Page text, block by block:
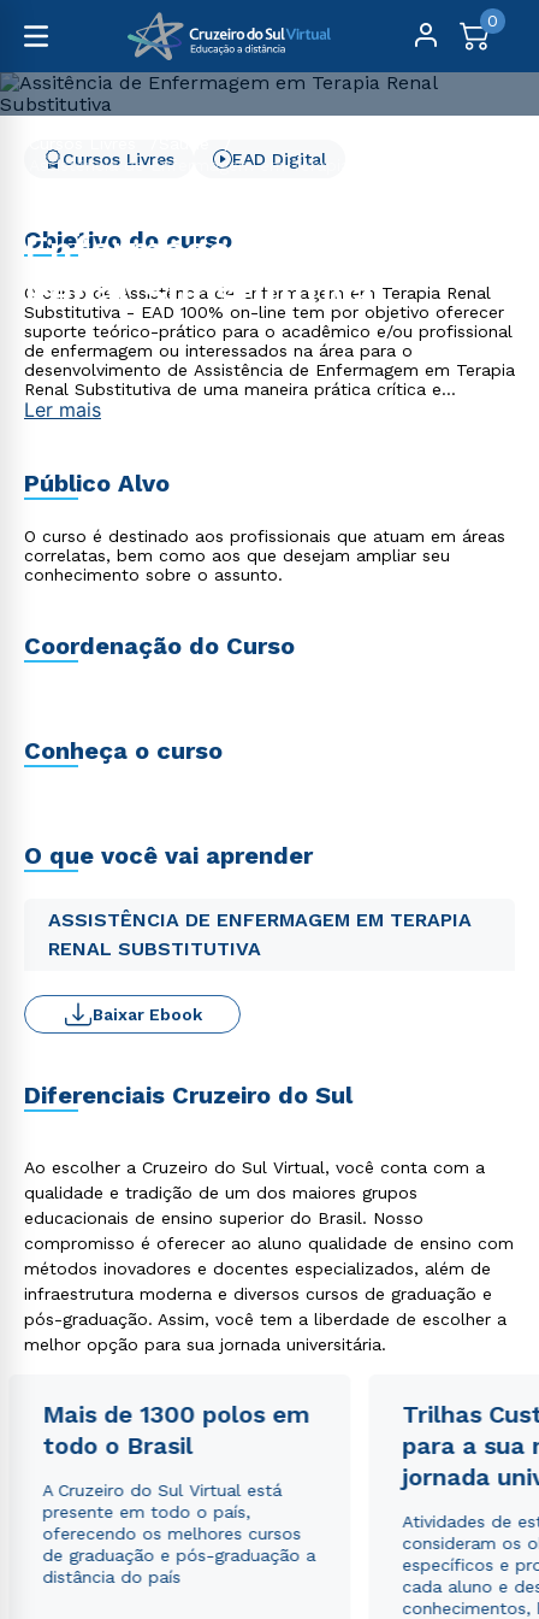
0
Assistência de Enfermagem em Terapia Renal Substitutiva
Enfermagem em Terapia
Renal Substitutiva
Cursos Livres EAD Digital
Objetivo do curso
O curso de Assistência de Enfermagem em Terapia Renal
Substitutiva - EAD 100% on-line tem por objetivo oferecer
suporte teórico-prático para o acadêmico e/ou profissional
de enfermagem ou interessados na área para o
desenvolvimento de Assistência de Enfermagem em Terapia
Renal Substitutiva de uma maneira prática crítica e
coerente.
Ler mais
Público Alvo
O curso é destinado aos profissionais que atuam em áreas
correlatas, bem como aos que desejam ampliar seu
conhecimento sobre o assunto.
Coordenação do Curso
Conheça o curso
O que você vai aprender
ASSISTÊNCIA DE ENFERMAGEM EM TERAPIA
RENAL SUBSTITUTIVA
Baixar Ebook
Diferenciais Cruzeiro do Sul
Ao escolher a Cruzeiro do Sul Virtual, você conta com a
qualidade e tradição de um dos maiores grupos
educacionais de ensino superior do Brasil. Nosso
compromisso é oferecer ao aluno qualidade de ensino com
métodos inovadores e docentes especializados, além de
infraestrutura moderna e diversos cursos de graduação e
pós-graduação. Assim, você tem a liberdade de escolher a
melhor opção para sua jornada universitária.
Mais de 1300 polos em
todo o Brasil
A Cruzeiro do Sul Virtual está
presente em todo o país,
oferecendo os melhores cursos
de graduação e pós-graduação a
distância do país
Trilhas
para a sua
jornada
Atividades de
consideram os
específicos e
cada aluno e
conhecimentos,